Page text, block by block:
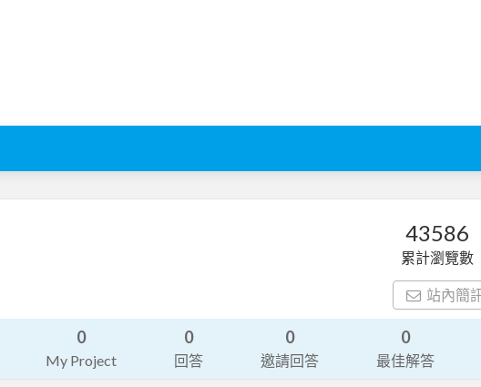
43586
累計瀏覽數
站內簡
0
My Project
0
回答
0
邀請回答
0
最佳解答